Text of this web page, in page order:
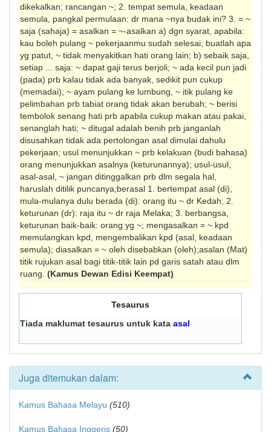
dikekalkan; rancang­an ~; 2. tempat semula, keadaan
semula, pangkal permulaan: dr mana ~nya budak ini? 3. = ~
saja (sahaja) = asalkan = ~-asalkan a) dgn syarat, apabila:
kau boleh pulang ~ pekerjaanmu sudah selesai; buatlah apa
yg patut, ~ tidak menyakitkan hati orang lain; b) sebaik saja,
setiap ... saja: ~ dapat gaji terus berjoli; ~ ada kecil pun jadi
(pada) prb kalau tidak ada banyak, sedikit pun cukup
(memadai); ~ ayam pulang ke lumbung, ~ itik pulang ke
pelimbahan prb tabiat orang tidak akan berubah; ~ berisi
tembolok senang hati prb apabila cukup makan atau pakai,
senanglah hati; ~ ditugal adalah benih prb janganlah
disusahkan tidak ada pertolongan asal dimulai dahulu
pekerjaan; usul menunjukkan ~ prb kelakuan (budi bahasa)
orang menunjukkan asalnya (keturunannya); usul-usul,
asal-asal, ~ jangan ditinggalkan prb dlm segala hal,
haruslah ditilik puncanya;berasal 1. bertempat asal (di),
mula-mulanya dulu berada (di): orang itu ~ dr Kedah; 2.
keturunan (dr): raja itu ~ dr raja Melaka; 3. berbangsa,
keturunan baik-baik: orang yg ~; mengasalkan = ~ kpd
memulangkan kpd, mengembalikan kpd (asal, keadaan
semula); diasalkan = ~ oleh disebabkan (oleh);asalan (Mat)
titik rujukan asal bagi titik-titik lain pd garis satah atau dlm
ruang. (Kamus Dewan Edisi Keempat)
Tesaurus
Tiada maklumat tesaurus untuk kata asal
Juga ditemukan dalam:
Kamus Bahasa Melayu (510)
Kamus Bahasa Inggeris (50)